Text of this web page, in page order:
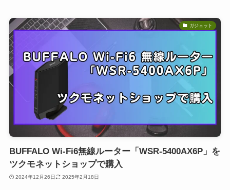
ガジェット
BUFFALO Wi-Fi6無線ルーター「WSR-5400AX6P」を
ツクモネットショップで購入
2024年12月26日 2025年2月18日